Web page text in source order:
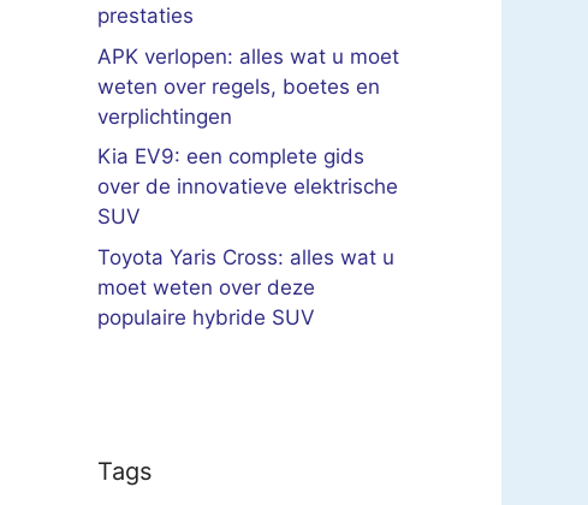
prestaties
APK verlopen: alles wat u moet
weten over regels, boetes en
verplichtingen
Kia EV9: een complete gids
over de innovatieve elektrische
SUV
Toyota Yaris Cross: alles wat u
moet weten over deze
populaire hybride SUV
Tags